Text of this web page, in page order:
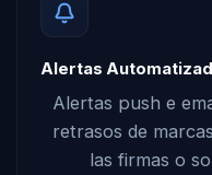
Alertas
Alertas push e
retrasos de
las firmas o